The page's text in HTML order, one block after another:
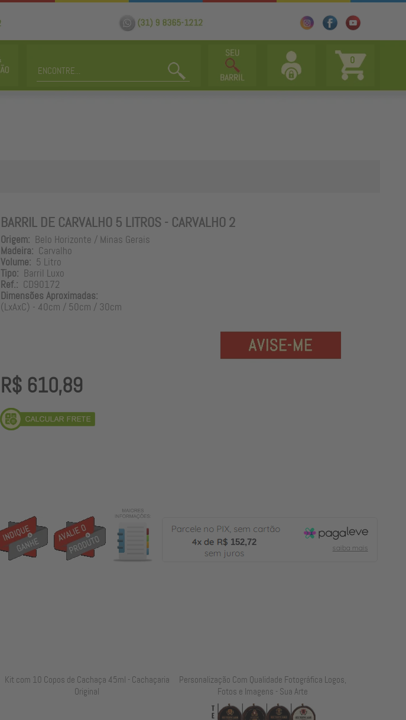
0
BARRIL DE CARVALHO 5 LITROS - CARVALHO 2
Origem: Belo Horizonte / Minas Gerais
Madeira: Carvalho
Volume: 5 Litro
Tipo: Barril Luxo
Ref.: CD90172
Dimensões Aproximadas:
(LxAxC) - 40cm / 50cm / 30cm
R$ 610,89
152,72
Kit com 10 Copos de Cachaça 45ml - Cachaçaria
Original
Personalização Com Qualidade Fotográfica Logos,
Fotos e Imagens - Sua Arte